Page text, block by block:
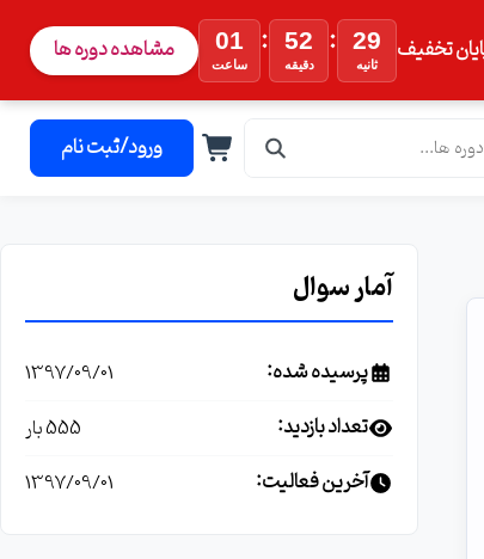
تخفیف 01
ساعت
: 52
دقیقه
: 28
ثانیه مشاهده دوره ها
ورود/ثبت نام
آمار سوال
پرسیده شده: 1397/09/01
تعداد بازدید: 555 بار
آخرین فعالیت: 1397/09/01